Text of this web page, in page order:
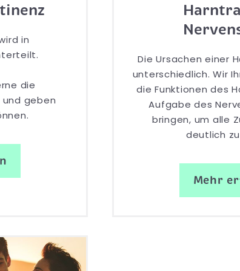
in
die
geben
Die Ursachen einer
unterschiedlich. Wir
die Funktionen des
Aufgabe des
bringen, um alle
deutlich
Mehr